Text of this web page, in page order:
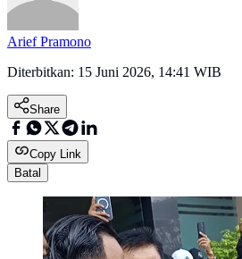
Arief Pramono
Diterbitkan: 15 Juni 2026, 14:41 WIB
Share
Copy Link
Batal